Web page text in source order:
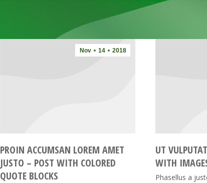
Nov 14 2018
PROIN ACCUMSAN LOREM AMET
JUSTO – POST WITH COLORED
QUOTE BLOCKS
UT
WITH
Phasellus a